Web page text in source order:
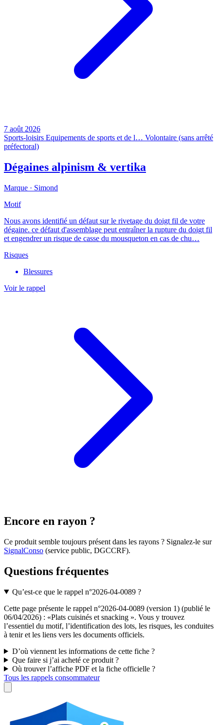
7 août 2026
Sports-loisirs Equipements de sports et de l… Volontaire (sans arrêté
préfectoral)
Dégaines alpinism & vertika
Marque · Simond
Motif
Nous avons identifié un défaut sur le rivetage du doigt fil de votre
dégaine. ce défaut d'assemblage peut entraîner la rupture du doigt fil
et engendrer un risque de casse du mousqueton en cas de chu…
Risques
Blessures
Voir le rappel
Encore en rayon ?
Ce produit semble toujours présent dans les rayons ? Signalez-le sur
SignalConso (service public, DGCCRF).
Questions fréquentes
Qu’est-ce que le rappel n°2026-04-0089 ?
Cette page présente le rappel n°2026-04-0089 (version 1) (publié le
06/04/2026) : «Plats cuisinés et snacking ». Vous y trouvez
l’essentiel du motif, l’identification des lots, les risques, les conduites
à tenir et les liens vers les documents officiels.
D’où viennent les informations de cette fiche ?
Que faire si j’ai acheté ce produit ?
Où trouver l’affiche PDF et la fiche officielle ?
Tous les rappels consommateur